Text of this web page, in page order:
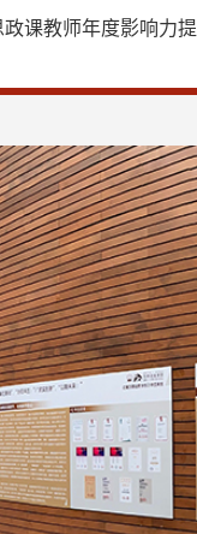
课教师年度影响力提